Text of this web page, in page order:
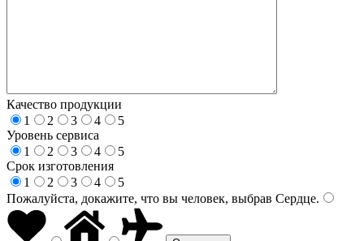
Качество продукции
1
2 3 4
5
Уровень сервиса
1
2 3 4
5
Срок изготовления
1
2 3 4
5
Пожалуйста, докажите, что вы человек, выбрав Сердце.